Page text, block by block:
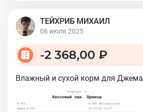
ТЕЙХРИБ МИХАИЛ
06 июля 2025
-2 368,00 ₽
Влажный и сухой корм для Джема